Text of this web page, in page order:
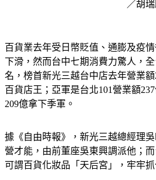
／胡瑞
百貨業去年受日幣貶值、通膨及疫
下滑，然而台中七期消費力驚人，
名，榜首新光三越台中店去年營業
百貨店王；亞軍是台北101營業額
209億拿下季軍。
據《自由時報》，新光三越總經理
營才能，由前董座吳東興調派他；
可謂百貨化妝品「天后宮」，牢牢